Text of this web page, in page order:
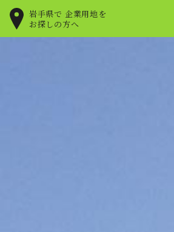
岩手県で 企業用地を
お探しの方へ